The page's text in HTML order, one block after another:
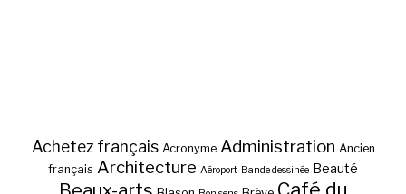
Achetez français Acronyme Administration Ancien
français Architecture Aéroport Bande dessinée Beauté
Café du